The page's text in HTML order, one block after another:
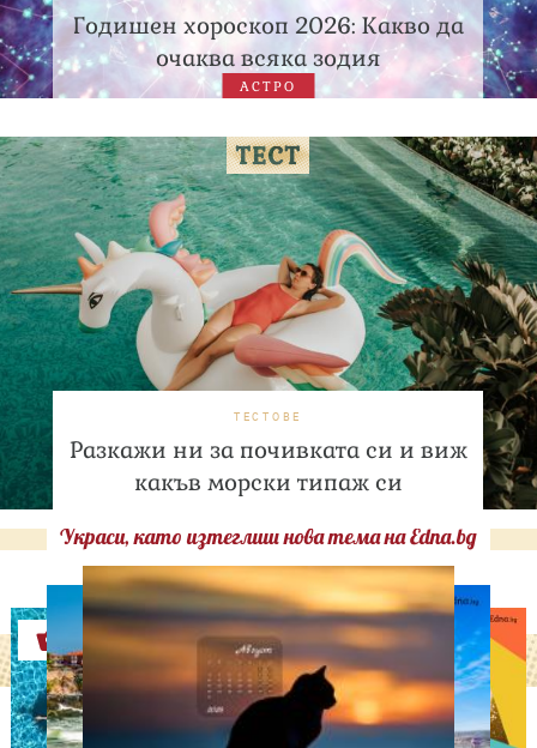
Годишен хороскоп 2026: Какво да
очаква всяка зодия
АСТРО
ТЕСТОВЕ
Разкажи ни за почивката си и виж
какъв морски типаж си
Украси, като изтеглиш нова тема на Edna.bg
Оферти
ОТ МЕН ЗА МЕН